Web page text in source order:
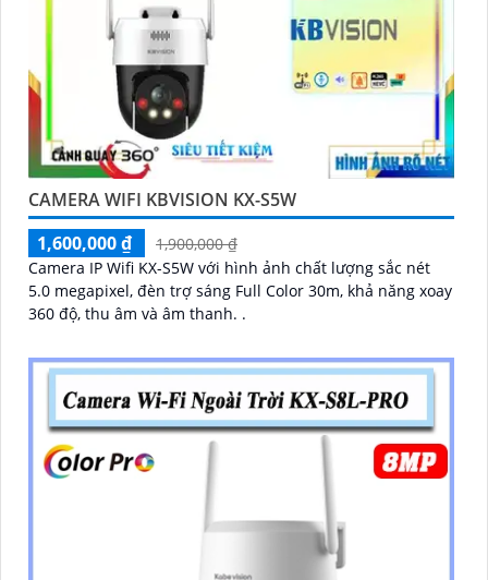
CAMERA WIFI KBVISION KX-S5W
1,600,000 ₫
1,900,000 ₫
Camera IP Wifi KX-S5W với hình ảnh chất lượng sắc nét
5.0 megapixel, đèn trợ sáng Full Color 30m, khả năng xoay
360 độ, thu âm và âm thanh. .